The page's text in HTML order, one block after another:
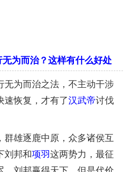
为而治？这样有什么好处
无为而治之法，不主动干涉
速恢复，才有了汉武帝讨伐
雄逐鹿中原，众多诸侯互
刘邦和项羽这两势力，最征